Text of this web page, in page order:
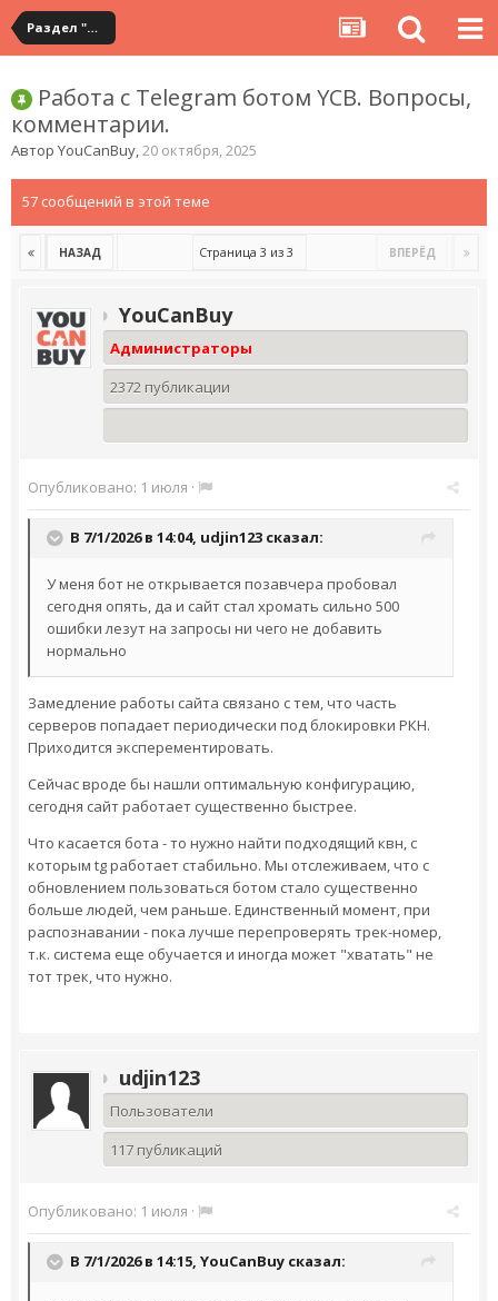
Раздел "Мои покупки" на сервисе YouCanBuy
Работа с Telegram ботом YCB. Вопросы,
комментарии.
Автор YouCanBuy,20 октября, 2025
57 сообщений в этой теме
НАЗАД ВПЕРЁД
Страница 3 из 3
YouCanBuy
Администраторы
2372 публикации
Опубликовано: 1 июля ·
В 7/1/2026 в 14:04, udjin123 сказал:
У меня бот не открывается позавчера пробовал
сегодня опять, да и сайт стал хромать сильно 500
ошибки лезут на запросы ни чего не добавить
нормально
Замедление работы сайта связано с тем, что часть
серверов попадает периодически под блокировки РКН.
Приходится эксперементировать.
Сейчас вроде бы нашли оптимальную конфигурацию,
сегодня сайт работает существенно быстрее.
Что касается бота - то нужно найти подходящий квн, с
которым tg работает стабильно. Мы отслеживаем, что с
обновлением пользоваться ботом стало существенно
больше людей, чем раньше. Единственный момент, при
распознавании - пока лучше перепроверять трек-номер,
т.к. система еще обучается и иногда может "хватать" не
тот трек, что нужно.
udjin123
Пользователи
117 публикаций
Опубликовано: 1 июля ·
В 7/1/2026 в 14:15, YouCanBuy сказал: